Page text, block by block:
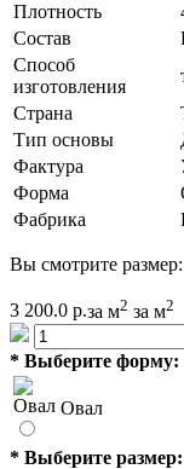
Плотность
Состав
Способ
изготовления
Страна
Тип основы
Фактура
Форма
Фабрика
Вы смотрите размер:
3 200.0 р.за м2 за м2
* Выберите форму:
Овал
* Выберите размер: